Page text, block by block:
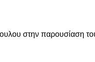
στην παρουσίαση